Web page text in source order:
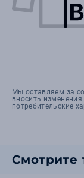
Мы оставляем за
вносить
потребительские
Смотрите